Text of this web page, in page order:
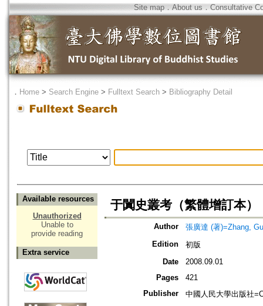
Site map．About us ． Consultative
． Home > Search Engine > Fulltext Search > Bibliography Detail
Available resources
Unauthorized
Unable to
provide reading
Extra service
于闐史叢考（繁體增訂本）
Author
張廣達 (著)=Zhang,
Edition
初版
Date
2008.09.01
Pages
421
Publisher
中國人民大學出版社